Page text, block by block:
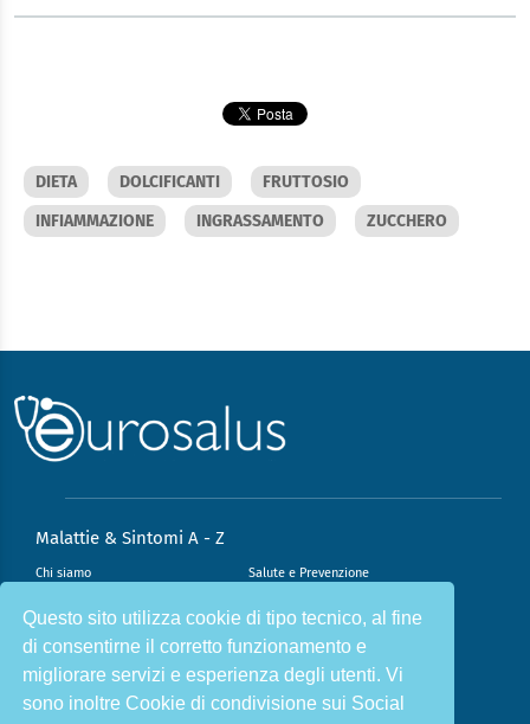
Questo sito utilizza cookie di tipo tecnico, al fine
di consentirne il corretto funzionamento e
migliorare servizi e esperienza degli utenti. Vi
sono inoltre Cookie di condivisione sui Social
DIETA DOLCIFICANTI
FRUTTOSIO
INFIAMMAZIONE
INGRASSAMENTO ZUCCHERO
Malattie & Sintomi A - Z
Chi siamo Salute e Prevenzione
Infiammazione e Allergia Direzione scientifica
Nutrizione e Stili di vita Sport e Benessere
Cookie Policy L’angolo del dottore